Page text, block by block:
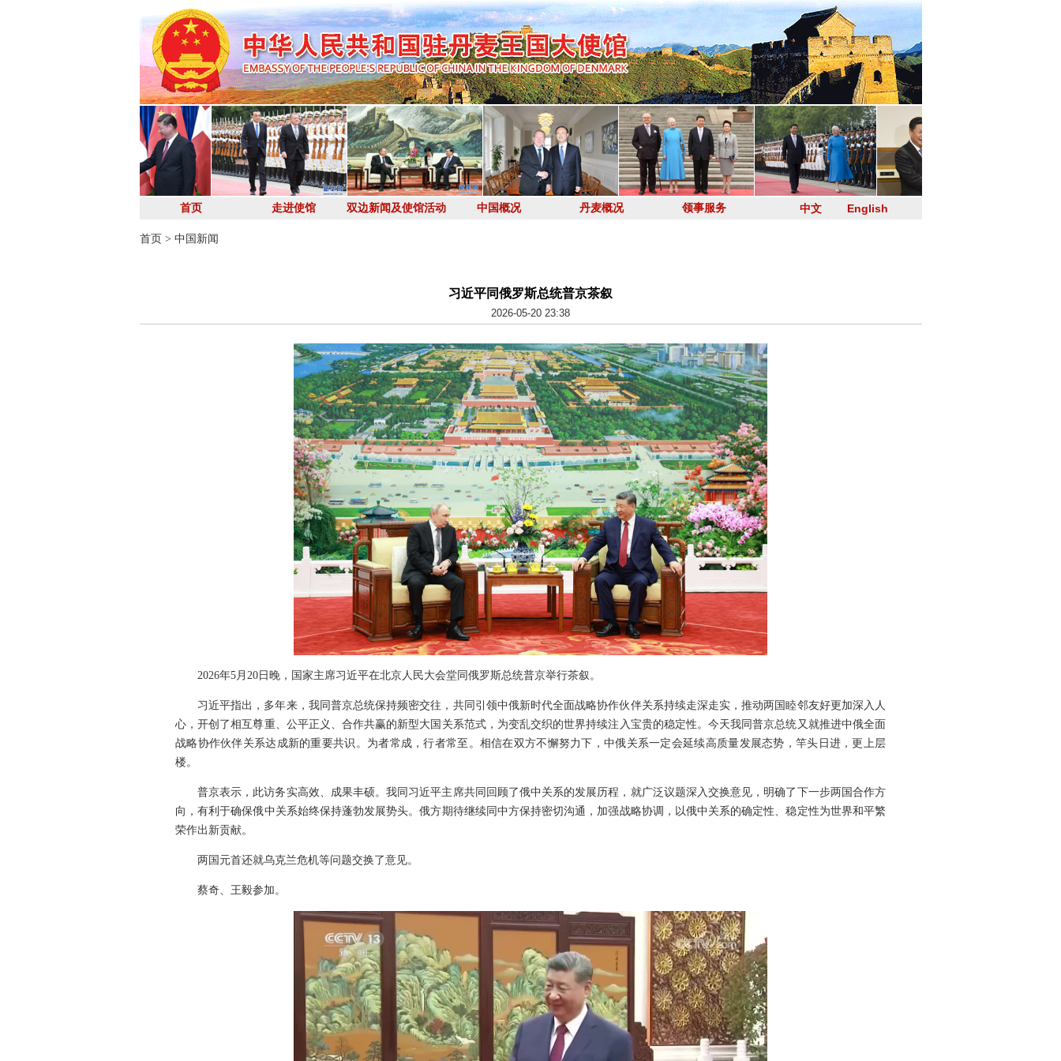
首页 走进使馆 双边新闻及使馆活动 中国概况 丹麦概况 领事服务 中文 English
首页 > 中国新闻
习近平同俄罗斯总统普京茶叙
2026-05-20 23:38
2026年5月20日晚，国家主席习近平在北京人民大会堂同俄罗斯总统普京举行茶叙。
习近平指出，多年来，我同普京总统保持频密交往，共同引领中俄新时代全面战略协作伙伴关系持续走深走实，推动两国睦邻友好更加深入人
心，开创了相互尊重、公平正义、合作共赢的新型大国关系范式，为变乱交织的世界持续注入宝贵的稳定性。今天我同普京总统又就推进中俄全面
战略协作伙伴关系达成新的重要共识。为者常成，行者常至。相信在双方不懈努力下，中俄关系一定会延续高质量发展态势，竿头日进，更上层
楼。
普京表示，此访务实高效、成果丰硕。我同习近平主席共同回顾了俄中关系的发展历程，就广泛议题深入交换意见，明确了下一步两国合作方
向，有利于确保俄中关系始终保持蓬勃发展势头。俄方期待继续同中方保持密切沟通，加强战略协调，以俄中关系的确定性、稳定性为世界和平繁
荣作出新贡献。
两国元首还就乌克兰危机等问题交换了意见。
蔡奇、王毅参加。